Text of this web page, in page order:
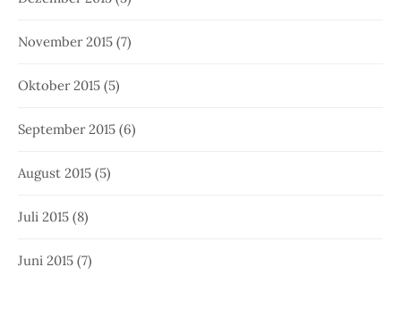
November 2015 (7)
Oktober 2015 (5)
September 2015 (6)
August 2015 (5)
Juli 2015 (8)
Juni 2015 (7)